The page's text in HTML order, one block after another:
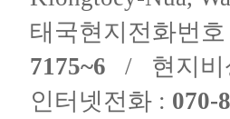
태국현지전화번
7175~6 / 현지비
인터넷전화 : 070-